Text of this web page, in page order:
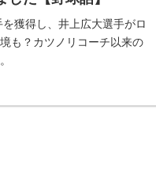
獲得し、井上広大選手がロ
も？カツノリコーチ以来の